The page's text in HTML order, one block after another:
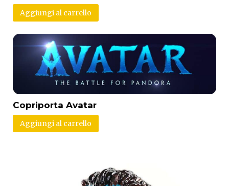
Aggiungi al carrello
Copriporta Avatar
Aggiungi al carrello